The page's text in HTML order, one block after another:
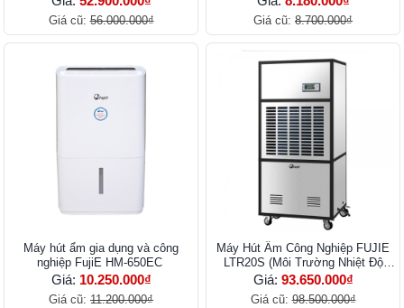
Giá cũ:56.000.000₫ Giá cũ: 8.700.000₫
Máy hút ẩm gia dụng và công
nghiệp FujiE HM-650EC
Giá: 10.250.000₫
Giá cũ: 11.200.000₫
Máy Hút Ẩm Công Nghiệp FUJIE
LTR20S (Môi Trường Nhiệt Độ
Thấp)
Giá: 93.650.000₫
Giá cũ:98.500.000₫